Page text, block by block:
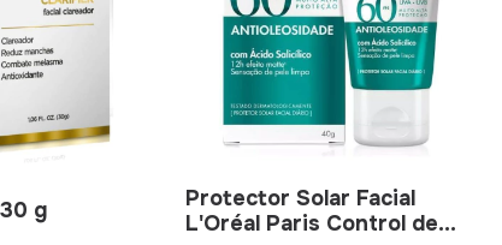
g
Protector Solar Facial
L'Oréal Paris Control de